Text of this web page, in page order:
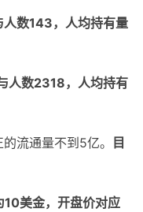
人数143，人均持有量
人数2318，人均持有
流通量不到5亿。
目
10美金，开盘价对应